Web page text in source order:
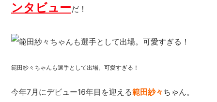
ンタビューだ！
範田紗々ちゃんも選手として出場。可愛すぎる！
今年7月にデビュー16年目を迎える範田紗々ちゃん。